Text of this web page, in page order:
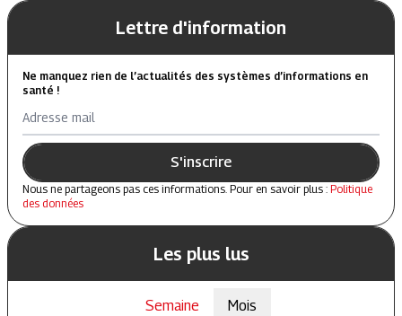
Lettre d'information
Ne manquez rien de l’actualités des systèmes d’informations en
santé !
Adresse mail
S'inscrire
Nous ne partageons pas ces informations. Pour en savoir plus : Politique
des données
Les plus lus
Semaine Mois